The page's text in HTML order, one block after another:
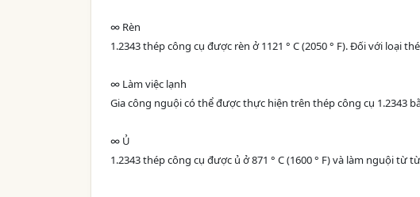
∞ Rèn
1.2343 thép công cụ được rèn ở 1121 ° C (2050 ° F). Đối với loại
∞ Làm việc lạnh
Gia công nguội có thể được thực hiện trên thép công cụ 1.2343
∞ Ủ
1.2343 thép công cụ được ủ ở 871 ° C (1600 ° F) và làm nguội từ